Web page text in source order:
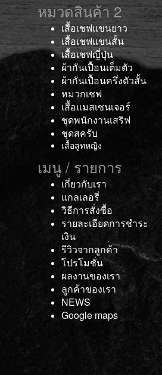
หมวดสินค้า 2
เสื้อเชฟแขนยาว
เสื้อเชฟแขนสั้น
เสื้อเชฟญี่ปุ่น
ผ้ากันเปื้อนเต็มตัว
ผ้ากันเปื้อนครึ่งตัวสั้น
หมวกเชฟ
เสื้อแมสเซนเจอร์
ชุดพนักงานเสริฟ
ชุดสครับ
เสื้อสูทหญิง
เมนู / รายการ
เกี่ยวกับเรา
แกลเลอรี่
วิธีการสั่งซื้อ
รายละเอียดการชำระ
เงิน
รีวิวจากลูกค้า
โปรโมชั่น
ผลงานของเรา
ลูกค้าของเรา
NEWS
Google maps